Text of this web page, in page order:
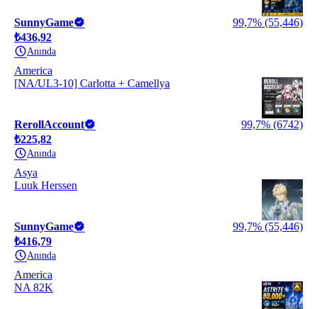
SunnyGame
99,7% (55,446)
₺436,92
Anında
America
[NA/UL3-10] Carlotta + Camellya
RerollAccount
99,7% (6742)
₺225,82
Anında
Asya
Luuk Herssen
SunnyGame
99,7% (55,446)
₺416,79
Anında
America
NA 82K